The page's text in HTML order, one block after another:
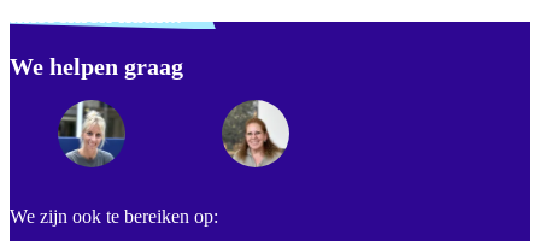
misschien naar...
We helpen graag
We zijn ook te bereiken op:
Footer